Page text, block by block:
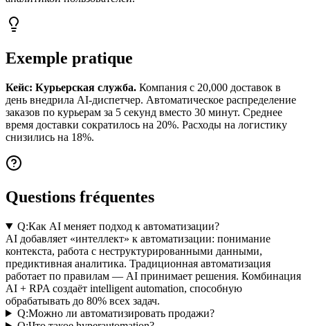
Exemple pratique
Кейс: Курьерская служба. Компания с 20,000 доставок в
день внедрила AI-диспетчер. Автоматическое распределение
заказов по курьерам за 5 секунд вместо 30 минут. Среднее
время доставки сократилось на 20%. Расходы на логистику
снизились на 18%.
Questions fréquentes
Q:Как AI меняет подход к автоматизации?
AI добавляет «интеллект» к автоматизации: понимание
контекста, работа с неструктурированными данными,
предиктивная аналитика. Традиционная автоматизация
работает по правилам — AI принимает решения. Комбинация
AI + RPA создаёт intelligent automation, способную
обрабатывать до 80% всех задач.
Q:Можно ли автоматизировать продажи?